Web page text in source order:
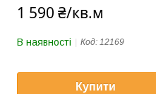
1 590 ₴/кв.м
В наявності Код: 12169
Купити